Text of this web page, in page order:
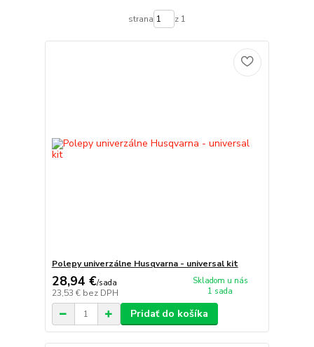
strana z 1
Polepy univerzálne Husqvarna - universal kit
28,94 €/sada
23,53 € bez DPH
Skladom u nás
1 sada
Pridať do košíka